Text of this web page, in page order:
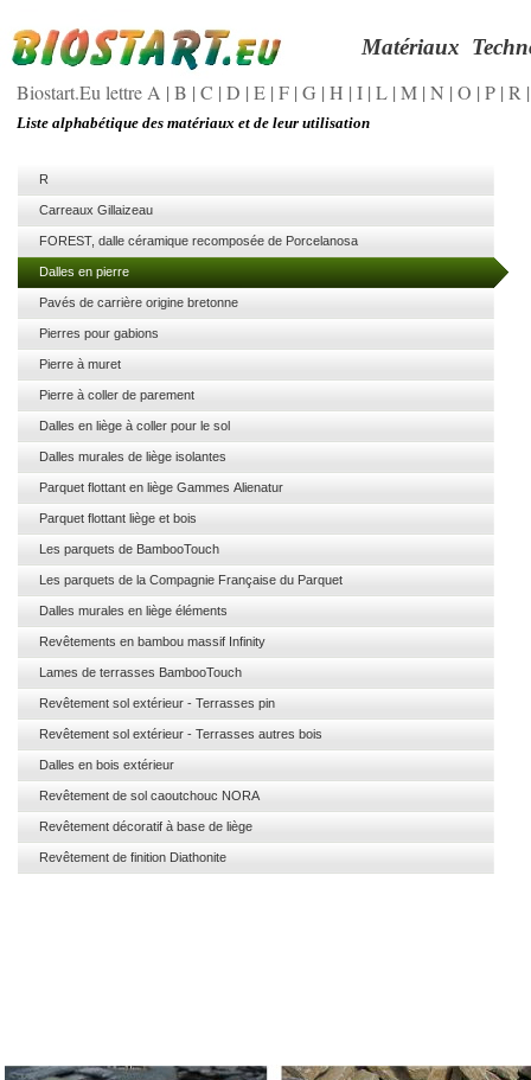
R
Carreaux Gillaizeau
FOREST, dalle céramique recomposée de Porcelanosa
Dalles en pierre
Pavés de carrière origine bretonne
Pierres pour gabions
Pierre à muret
Pierre à coller de parement
Dalles en liège à coller pour le sol
Dalles murales de liège isolantes
Parquet flottant en liège Gammes Alienatur
Parquet flottant liège et bois
Les parquets de BambooTouch
Les parquets de la Compagnie Française du Parquet
Dalles murales en liège éléments
Revêtements en bambou massif Infinity
Lames de terrasses BambooTouch
Revêtement sol extérieur - Terrasses pin
Revêtement sol extérieur - Terrasses autres bois
Dalles en bois extérieur
Revêtement de sol caoutchouc NORA
Revêtement décoratif à base de liège
Revêtement de finition Diathonite
Liste alphabétique des matériaux et de leur utilisation
Biostart.Eu lettre A | B | C | D | E | F | G | H | I | L | M | N | O | P | R
Matériaux